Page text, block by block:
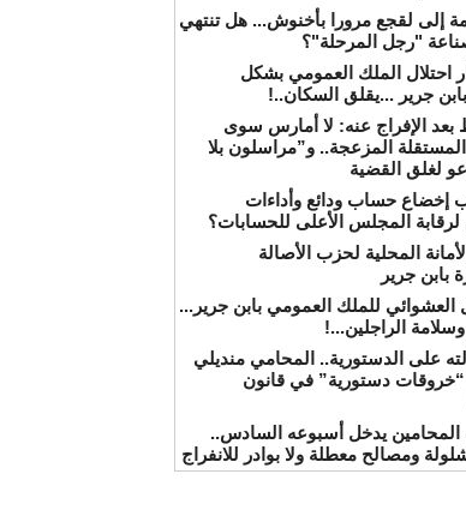
إلى لقجع مرورا بأخنوش... هل تنتهي
"رجل المرحلة"؟
احتلال الملك العمومي بشكل
جرير ...يقلق السكان..!
بعد الإفراج عنه: لا أمارس سوى
المزعجة.. و”مراسلون بلا
لغلق القضية
إخضاع حساب ودائع وأداءات
لرقابة المجلس الأعلى للحسابات؟
المحلية لحزب الأصالة
بابن جرير
العشوائي للملك العمومي بابن جرير...
الراجلين...!
على الدستورية.. المحامي منديلي
يرصد 10 “خروقات دستورية” في قانون
المحامين يدخل أسبوعه السادس..
ومصالح معطلة ولا بوادر للانفراج